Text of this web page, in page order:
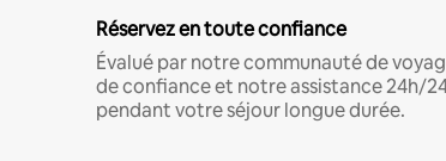
Réservez en toute confiance
Évalué par notre communauté de
de confiance et notre assistance 24h/
pendant votre séjour longue durée.